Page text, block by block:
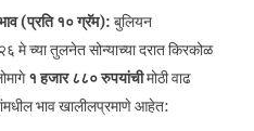
(प्रति १० ग्रॅम): बुलियन
मे च्या तुलनेत सोन्याच्या दरात किरकोळ
१ हजार ८८० रुपयांचीमोठी वाढ
भाव खालीलप्रमाणे आहेत: